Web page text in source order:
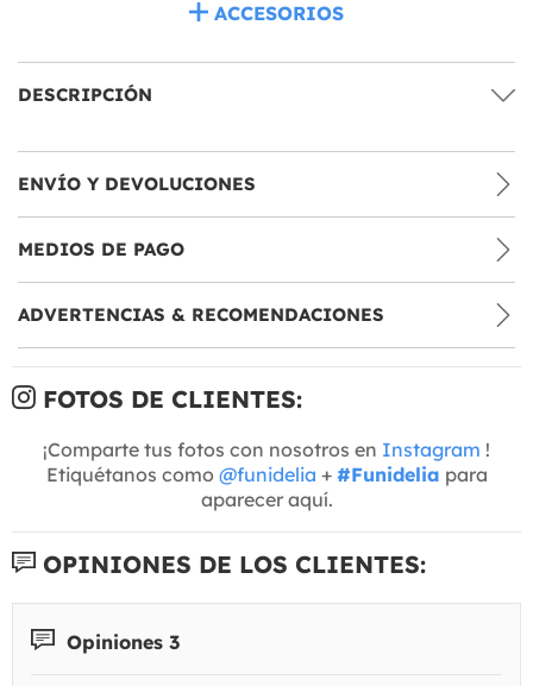
ACCESORIOS
DESCRIPCIÓN
ENVÍO Y DEVOLUCIONES
MEDIOS DE PAGO
ADVERTENCIAS & RECOMENDACIONES
FOTOS DE CLIENTES:
¡Comparte tus fotos con nosotros en Instagram !
Etiquétanos como @funidelia + #Funidelia para
aparecer aquí.
OPINIONES DE LOS CLIENTES:
Opiniones 3